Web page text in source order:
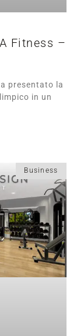
Fitness –
presentato la
in un
Business